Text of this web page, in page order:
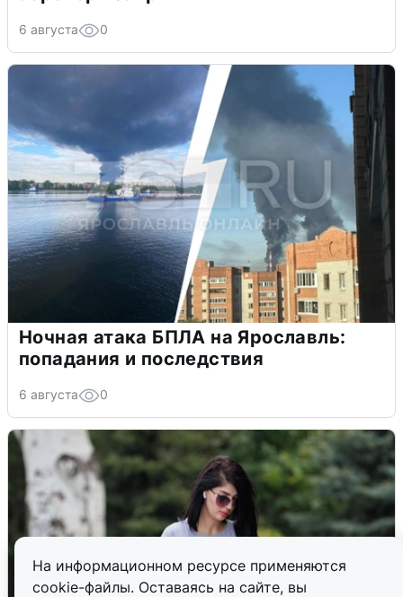
На информационном ресурсе применяются
cookie-файлы. Оставаясь на сайте, вы
6 августа 0
Ночная атака БПЛА на Ярославль:
попадания и последствия
6 августа 0